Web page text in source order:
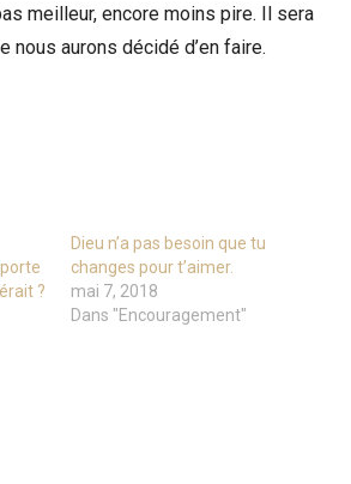
meilleur, encore moins pire. Il sera
nous aurons décidé d’en faire.
?
Dieu n’a pas besoin que tu
changes pour t’aimer.
mai 7, 2018
Dans "Encouragement"